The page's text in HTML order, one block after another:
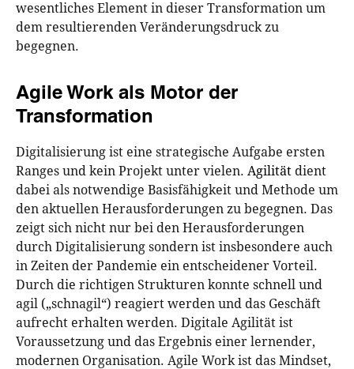
wesentliches Element in dieser Transformation um
dem resultierenden Veränderungsdruck zu
begegnen.
Agile Work als Motor der
Transformation
Digitalisierung ist eine strategische Aufgabe ersten
Ranges und kein Projekt unter vielen. Agilität dient
dabei als notwendige Basisfähigkeit und Methode um
den aktuellen Herausforderungen zu begegnen. Das
zeigt sich nicht nur bei den Herausforderungen
durch Digitalisierung sondern ist insbesondere auch
in Zeiten der Pandemie ein entscheidener Vorteil.
Durch die richtigen Strukturen konnte schnell und
agil („schnagil“) reagiert werden und das Geschäft
aufrecht erhalten werden. Digitale Agilität ist
Voraussetzung und das Ergebnis einer lernender,
modernen Organisation. Agile Work ist das Mindset,